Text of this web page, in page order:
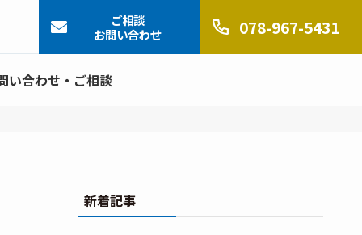
い合わせ・ご相談
ご相談
お問い合わせ
078-967-5431
新着記事